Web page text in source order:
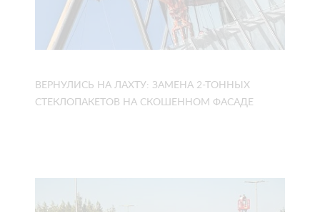
ВЕРНУЛИСЬ НА ЛАХТУ: ЗАМЕНА 2-ТОННЫХ
СТЕКЛОПАКЕТОВ НА СКОШЕННОМ ФАСАДЕ